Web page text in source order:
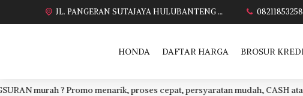
JL. PANGERAN SUTAJAYA HULUBANTENG LOR PABUARAN CIREBON TIMUR, Ds. Babakan gebang cirebon Gebang udik cirebon Ciledug cirebon Karang wareng cirebon
HONDA DAFTAR HARGA BROSUR
murah ? Promo menarik, proses cepat, persyaratan mudah, CASH atau